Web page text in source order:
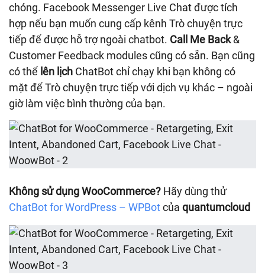
chóng. Facebook Messenger Live Chat được tích
hợp nếu bạn muốn cung cấp kênh Trò chuyện trực
tiếp để được hỗ trợ ngoài chatbot. Call Me Back&
Customer Feedback modules cũng có sẵn. Bạn cũng
có thể lên lịch ChatBot chỉ chạy khi bạn không có
mặt để Trò chuyện trực tiếp với dịch vụ khác – ngoài
giờ làm việc bình thường của bạn.
Không sử dụng WooCommerce? Hãy dùng thử
ChatBot for WordPress – WPBotcủa quantumcloud